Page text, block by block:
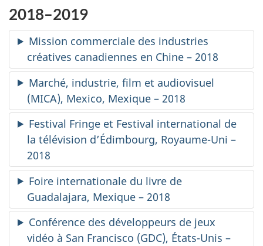
2018–2019
Mission commerciale des industries
créatives canadiennes en Chine – 2018
Marché, industrie, film et audiovisuel
(MICA), Mexico, Mexique – 2018
Festival Fringe et Festival international de
la télévision d’Édimbourg, Royaume-Uni –
2018
Foire internationale du livre de
Guadalajara, Mexique – 2018
Conférence des développeurs de jeux
vidéo à San Francisco (GDC), États-Unis –